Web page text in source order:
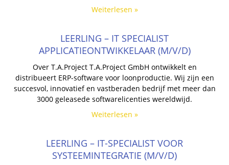
Weiterlesen »
LEERLING – IT SPECIALIST
APPLICATIEONTWIKKELAAR (M/V/D)
Over T.A.Project T.A.Project GmbH ontwikkelt en
distribueert ERP-software voor loonproductie. Wij zijn een
succesvol, innovatief en vastberaden bedrijf met meer dan
3000 geleasede softwarelicenties wereldwijd.
Weiterlesen »
LEERLING – IT-SPECIALIST VOOR
SYSTEEMINTEGRATIE (M/V/D)